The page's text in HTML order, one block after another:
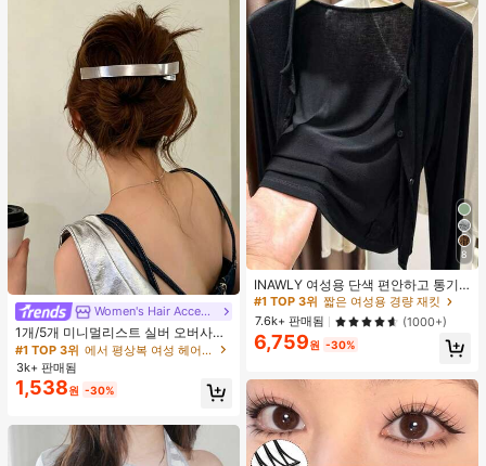
Women's Hair Accessories
1개/5개 미니멀리스트 실버 오버사이
즈 메탈 여성용 헤어 클립, 업스타일,
브레이딩, 번을 위한 프리미엄 헤어 액
세서리, 악어 헤어 클립, 솔리드 컬러
매끄러운 표면 손상 없는 헤어 클립,
계절용
#1 TOP 3위
에서 평상복 여성 헤어 액세서리
거의 매진!
#1 TOP 3위
에서 평상복 여성 헤어 액세서리
거의 매진!
#1 TOP 3위
에서 평상복 여성 헤어 액세서리
거의 매진!
#1 TOP 3위
에서 평상복 여성 헤어 액세서리
3k+ 판매됨
1,538원 -30%
8
INAWLY 여성용 단색 편안하고 통기
성 좋은 긴 소매 앞면 버튼 캐주얼 다
용도 얇은 가디건
#1 TOP 3위
짧은 여성용 경량 재킷
거의 매진!
#1 TOP 3위 짧은 여성용 경량 재킷
거의 매진!
#1 TOP 3위 짧은 여성용 경량 재킷
거의 매진!
#1 TOP 3위 짧은 여성용 경량 재킷
7.6k+ 판매됨 (1000+)
6,759원 -30%